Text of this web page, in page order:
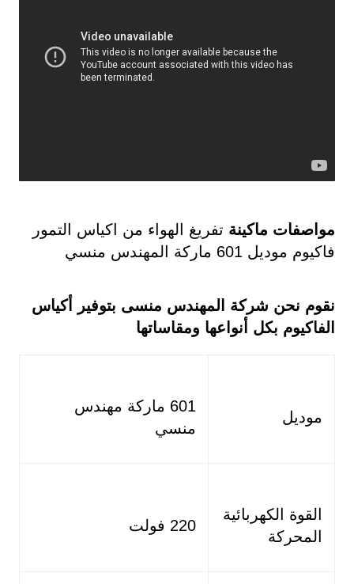
مواصفات ماكينة تفريغ الهواء من اكياس التمور
فاكيوم موديل 601 ماركة المهندس منسي
نقوم نحن شركة المهندس منسى بتوفير أكياس
الفاكيوم بكل أنواعها ومقاساتها
موديل
601 ماركة مهندس
منسي
القوة الكهربائية
المحركة
220 فولت